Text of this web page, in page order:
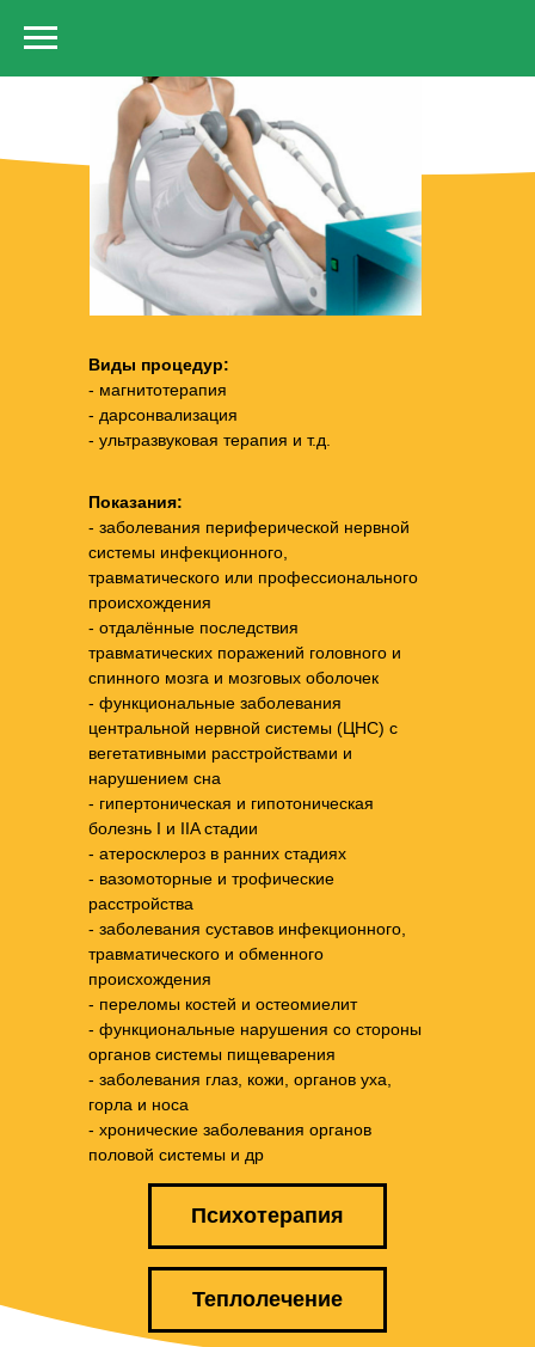
Виды процедур:
- магнитотерапия
- дарсонвализация
- ультразвуковая терапия и т.д.
Показания:
- заболевания периферической нервной
системы инфекционного,
травматического или профессионального
происхождения
- отдалённые последствия
травматических поражений головного и
спинного мозга и мозговых оболочек
- функциональные заболевания
центральной нервной системы (ЦНС) с
вегетативными расстройствами и
нарушением сна
- гипертоническая и гипотоническая
болезнь I и IIA стадии
- атеросклероз в ранних стадиях
- вазомоторные и трофические
расстройства
- заболевания суставов инфекционного,
травматического и обменного
происхождения
- переломы костей и остеомиелит
- функциональные нарушения со стороны
органов системы пищеварения
- заболевания глаз, кожи, органов уха,
горла и носа
- хронические заболевания органов
половой системы и др
Психотерапия
Теплолечение